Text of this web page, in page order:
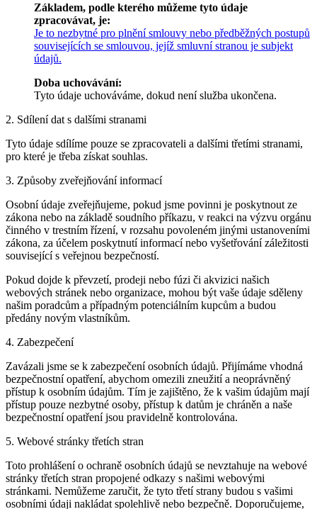
Základem, podle kterého můžeme tyto údaje
zpracovávat, je:
Je to nezbytné pro plnění smlouvy nebo předběžných postupů
souvisejících se smlouvou, jejíž smluvní stranou je subjekt
údajů.
Doba uchovávání:
Tyto údaje uchováváme, dokud není služba ukončena.
2. Sdílení dat s dalšími stranami
Tyto údaje sdílíme pouze se zpracovateli a dalšími třetími stranami,
pro které je třeba získat souhlas.
3. Způsoby zveřejňování informací
Osobní údaje zveřejňujeme, pokud jsme povinni je poskytnout ze
zákona nebo na základě soudního příkazu, v reakci na výzvu orgánu
činného v trestním řízení, v rozsahu povoleném jinými ustanoveními
zákona, za účelem poskytnutí informací nebo vyšetřování záležitosti
související s veřejnou bezpečností.
Pokud dojde k převzetí, prodeji nebo fúzi či akvizici našich
webových stránek nebo organizace, mohou být vaše údaje sděleny
našim poradcům a případným potenciálním kupcům a budou
předány novým vlastníkům.
4. Zabezpečení
Zavázali jsme se k zabezpečení osobních údajů. Přijímáme vhodná
bezpečnostní opatření, abychom omezili zneužití a neoprávněný
přístup k osobním údajům. Tím je zajištěno, že k vašim údajům mají
přístup pouze nezbytné osoby, přístup k datům je chráněn a naše
bezpečnostní opatření jsou pravidelně kontrolována.
5. Webové stránky třetích stran
Toto prohlášení o ochraně osobních údajů se nevztahuje na webové
stránky třetích stran propojené odkazy s našimi webovými
stránkami. Nemůžeme zaručit, že tyto třetí strany budou s vašimi
osobními údaji nakládat spolehlivě nebo bezpečně. Doporučujeme,